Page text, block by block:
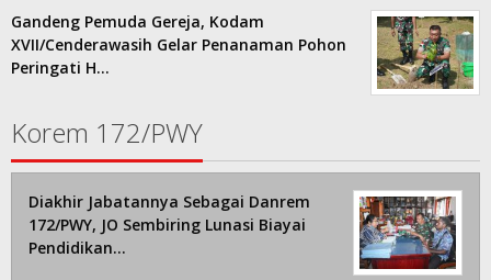
Gandeng Pemuda Gereja, Kodam
XVII/Cenderawasih Gelar Penanaman Pohon
Peringati H…
Korem 172/PWY
Diakhir Jabatannya Sebagai Danrem
172/PWY, JO Sembiring Lunasi Biayai
Pendidikan…